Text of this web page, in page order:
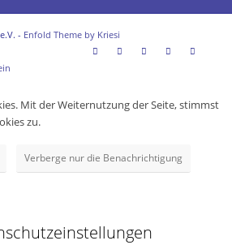
- Enfold Theme by Kriesi
Mit der Weiternutzung der Seite, stimmst
zu.
Verberge nur die Benachrichtigung